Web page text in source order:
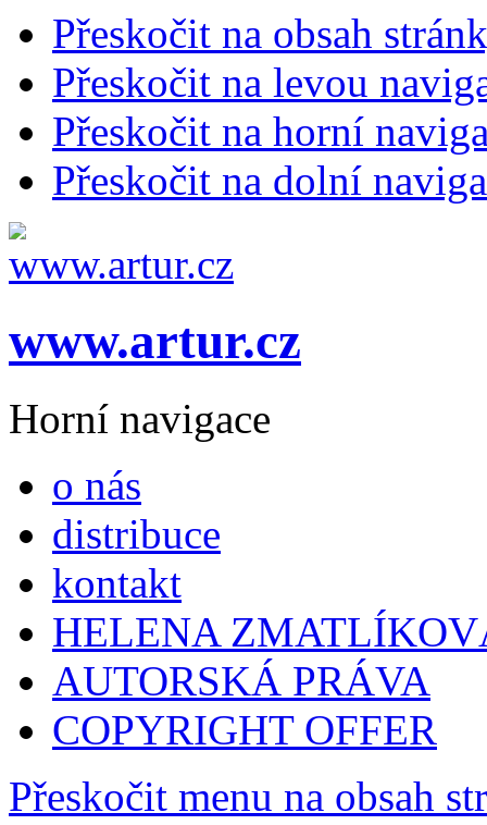
Přeskočit na obsah
Přeskočit na levou
Přeskočit na horní
Přeskočit na dolní
www.artur.cz
Horní navigace
o nás
distribuce
kontakt
HELENA
AUTORSKÁ PRÁVA
COPYRIGHT OFFER
Přeskočit menu na obsah